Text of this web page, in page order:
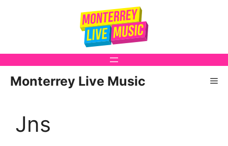
Monterrey Live Music
Jns